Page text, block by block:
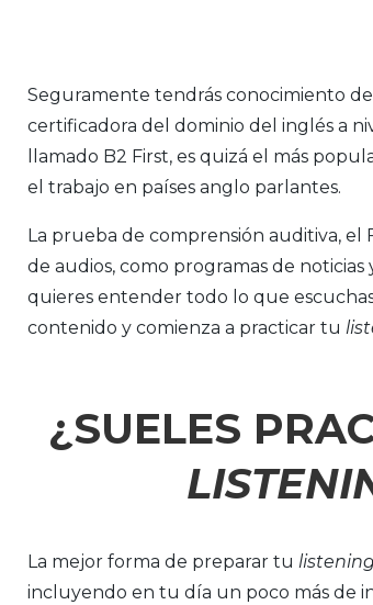
Seguramente tendrás conocimiento
certificadora del dominio del inglés a
llamado B2 First, es quizá el más
el trabajo en países anglo parlantes.
La prueba de comprensión auditiva, el
de audios, como programas de
quieres entender todo lo que
contenido y comienza a practicar tu
¿SUELES
La mejor forma de preparar tu
incluyendo en tu día un poco más de